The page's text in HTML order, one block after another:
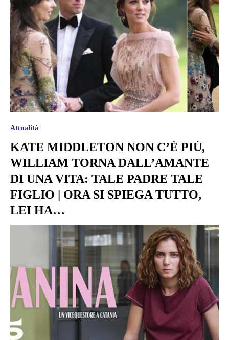
Attualità
KATE MIDDLETON NON C’È PIÙ,
WILLIAM TORNA DALL’AMANTE
DI UNA VITA: TALE PADRE TALE
FIGLIO | ORA SI SPIEGA TUTTO,
LEI HA…